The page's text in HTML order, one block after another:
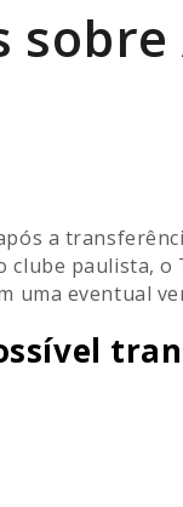
a
clube paulista, o
uma eventual